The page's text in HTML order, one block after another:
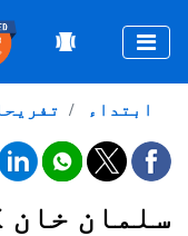
ابتداء
سلمان خان